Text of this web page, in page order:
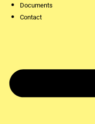
Documents
Contact